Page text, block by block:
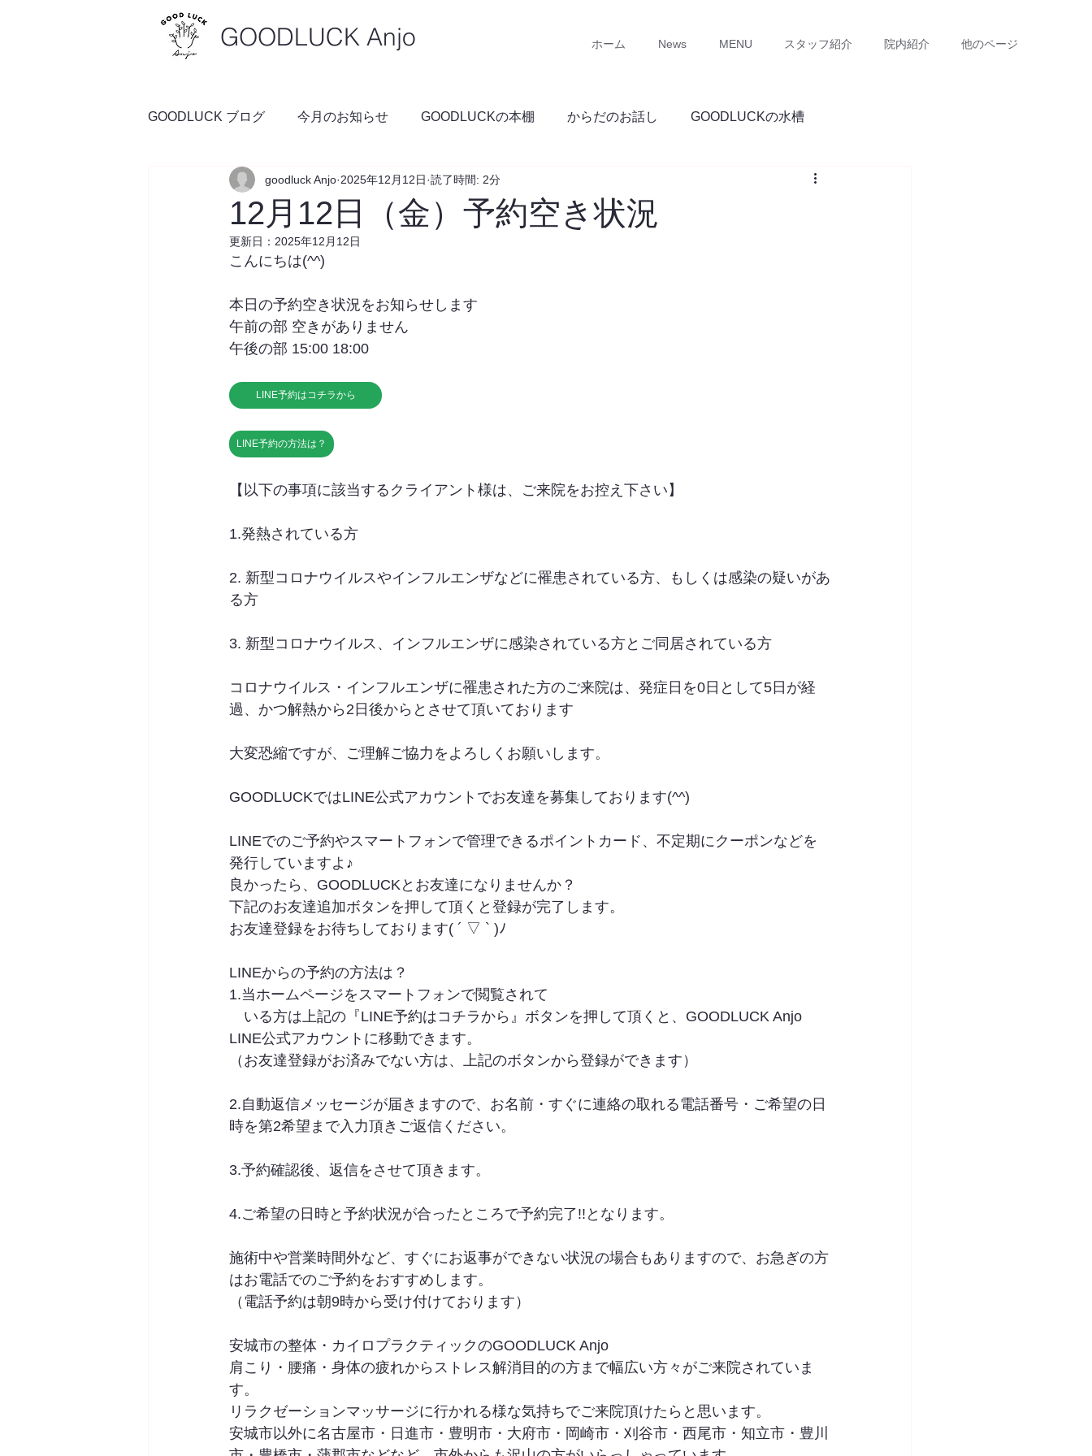
ホーム News MENU スタッフ紹介 院内紹介 他のページ
GOODLUCK Anjo
GOODLUCK ブログ 今月のお知らせ GOODLUCKの本棚 からだのお話し GOODLUCKの水槽
料理の時間 予約空き状況 GOODLUCKブログ
12月12日（金）予約空き状況
goodluck Anjo 2025年12月12日 読了時間: 2分
更新日： 2025年12月12日
こんにちは(^^)
本日の予約空き状況をお知らせします
午前の部 空きがありません
午後の部 15:00 18:00
LINE予約はコチラから
LINE予約の方法は？
【以下の事項に該当するクライアント様は、ご来院をお控え下さい】
1.発熱されている方
2. 新型コロナウイルスやインフルエンザなどに罹患されている方、もしくは感染の疑いがあ
る方
3. 新型コロナウイルス、インフルエンザに感染されている方とご同居されている方
コロナウイルス・インフルエンザに罹患された方のご来院は、発症日を0日として5日が経
過、かつ解熱から2日後からとさせて頂いております
大変恐縮ですが、ご理解ご協力をよろしくお願いします。
GOODLUCKではLINE公式アカウントでお友達を募集しております(^^)
LINEでのご予約やスマートフォンで管理できるポイントカード、不定期にクーポンなどを
発行していますよ♪
良かったら、GOODLUCKとお友達になりませんか？
下記のお友達追加ボタンを押して頂くと登録が完了します。
お友達登録をお待ちしております( ´ ▽ ` )ﾉ
LINEからの予約の方法は？
1.当ホームページをスマートフォンで閲覧されて
いる方は上記の『LINE予約はコチラから』ボタンを押して頂くと、GOODLUCK Anjo
LINE公式アカウントに移動できます。
（お友達登録がお済みでない方は、上記のボタンから登録ができます）
2.自動返信メッセージが届きますので、お名前・すぐに連絡の取れる電話番号・ご希望の日
時を第2希望まで入力頂きご返信ください。
3.予約確認後、返信をさせて頂きます。
4.ご希望の日時と予約状況が合ったところで予約完了!!となります。
施術中や営業時間外など、すぐにお返事ができない状況の場合もありますので、お急ぎの方
はお電話でのご予約をおすすめします。
（電話予約は朝9時から受け付けております）
安城市の整体・カイロプラクティックのGOODLUCK Anjo
肩こり・腰痛・身体の疲れからストレス解消目的の方まで幅広い方々がご来院されていま
す。
リラクゼーションマッサージに行かれる様な気持ちでご来院頂けたらと思います。
安城市以外に名古屋市・日進市・豊明市・大府市・岡崎市・刈谷市・西尾市・知立市・豊川